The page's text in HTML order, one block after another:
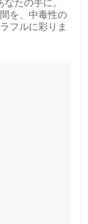
たの手に。
を、中毒性の
フルに彩りま